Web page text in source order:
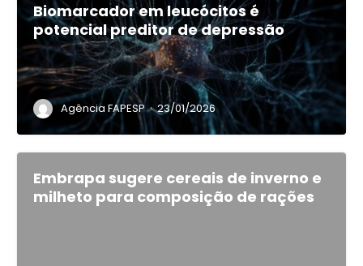
Biomarcador em leucócitos é
potencial preditor de depressão
Agência FAPESP · 23/01/2026
Embrapa sugere cereais de inverno e
milheto para composição de rações